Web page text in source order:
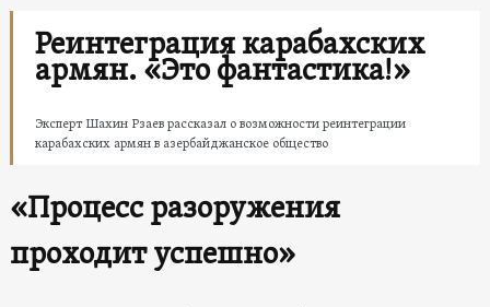
Реинтеграция карабахских
армян. «Это фантастика!»
Эксперт Шахин Рзаев рассказал о возможности реинтеграции
карабахских армян в азербайджанское общество
«Процесс разоружения
проходит успешно»